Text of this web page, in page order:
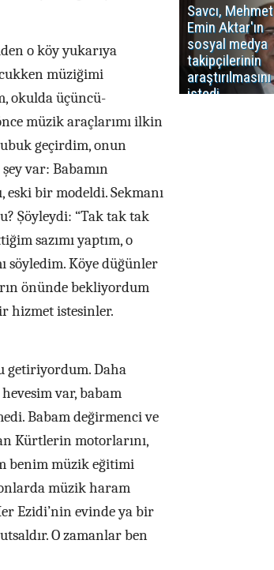
o köy yukarıya
müziğimi
okulda üçüncü-
müzik araçlarımı ilkin
geçirdim, onun
var: Babamın
eski bir modeldi. Sekmanı
Şöyleydi: “Tak tak tak
sazımı yaptım, o
söyledim. Köye düğünler
önünde bekliyordum
hizmet istesinler.
getiriyordum. Daha
var, babam
Babam değirmenci ve
Kürtlerin motorlarını,
benim müzik eğitimi
müzik haram
Ezidi’nin evinde ya bir
O zamanlar ben
Savcı, Mehmet
Emin Aktar'ın
sosyal medya
takipçilerinin
araştırılmasını
istedi